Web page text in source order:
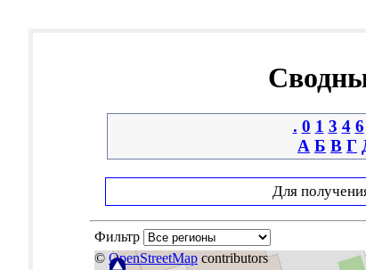
. 0 1 3 4 6
А Б В Г
Для
Фильтр
© OpenStreetMap contributors